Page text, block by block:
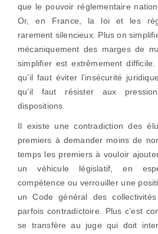
que le pouvoir réglementaire
Or, en France, la loi et les
rarement silencieux. Plus on
mécaniquement des marges de
simplifier est extrêmement difficile.
qu’il faut éviter l’insécurité
qu’il faut résister aux
dispositions.
Il existe une contradiction des
premiers à demander moins de
temps les premiers à vouloir
un véhicule législatif, en
compétence ou verrouiller une
un Code général des
parfois contradictoire. Plus c’est
se transfère au juge qui doit